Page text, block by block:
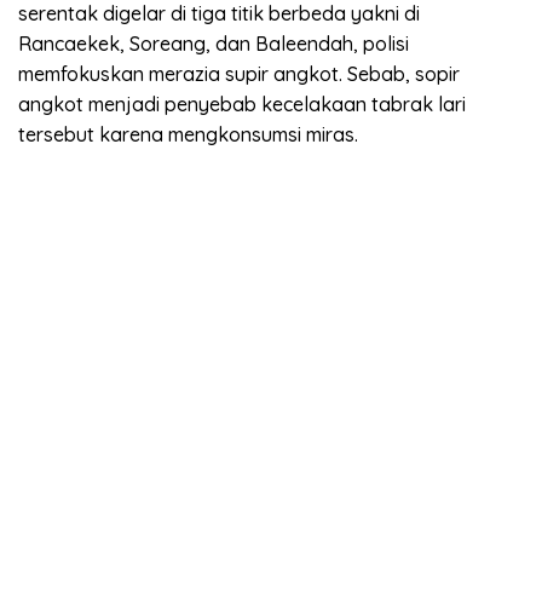
serentak digelar di tiga titik berbeda yakni di
Rancaekek, Soreang, dan Baleendah, polisi
memfokuskan merazia supir angkot. Sebab, sopir
angkot menjadi penyebab kecelakaan tabrak lari
tersebut karena mengkonsumsi miras.